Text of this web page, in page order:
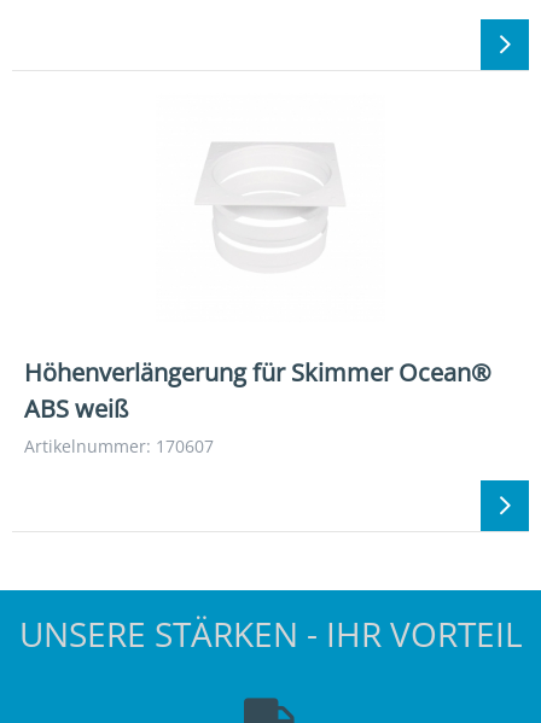
Höhenverlängerung für Skimmer Ocean®
ABS weiß
Artikelnummer: 170607
UNSERE STÄRKEN - IHR VORTEIL